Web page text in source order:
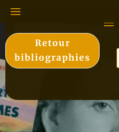
Retour
bibliographies